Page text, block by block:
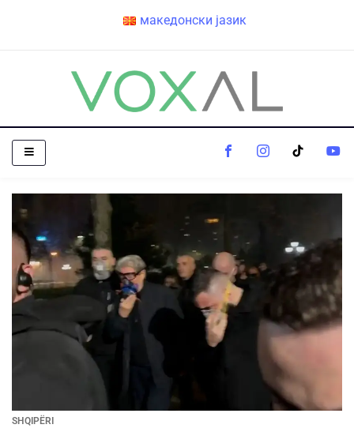
македонски јазик
SHQIPËRI